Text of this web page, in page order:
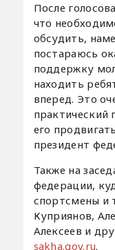
После
что
обсудить,
постараюсь
поддержку
находить
вперед. Это
практический
его
президент
Также на
федерации,
спортсмены и
Куприянов,
Алексеев и
sakha.gov.ru.